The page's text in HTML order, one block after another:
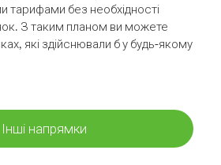
тарифами без необхідності
З таким планом ви можете
які здійснювали б у будь-якому
Інші напрямки